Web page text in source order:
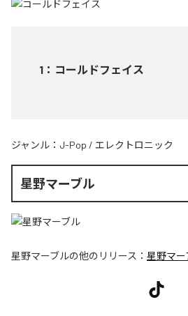
1 ： コールドフェイス
ジャンル： J-Pop / エレクトロニック
星野マーブル
星野マーブルの他のリリース： 星野マー